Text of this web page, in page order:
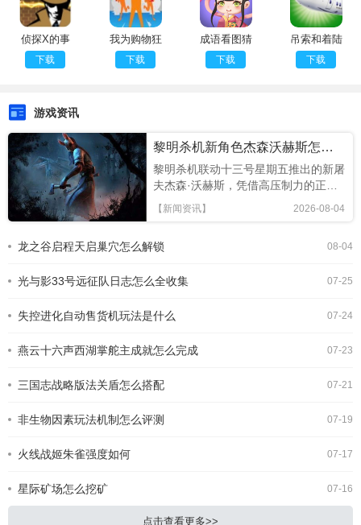
侦探X的事
件
下载
我为购物狂
下载
成语看图猜
下载
吊索和着陆
下载
游戏资讯
黎明杀机新角色杰森沃赫斯怎么玩
黎明杀机联动十三号星期五推出的新屠
夫杰森·沃赫斯，凭借高压制力的正面
冲脸机制，成为了不少喜欢爽快对抗玩
家的首选，不少刚上手的玩家还摸不清
心机制与技能解析杰森基础移速
能力“水晶湖冲锋”是他的
2026-08-04
【新闻资讯】
08-04
龙之谷启程天启巢穴怎么解锁
07-25
光与影33号远征队日志怎么全收集
07-24
失控进化自动售货机玩法是什么
07-23
燕云十六声西湖掌舵主成就怎么完成
07-21
三国志战略版法关盾怎么搭配
07-19
非生物因素玩法机制怎么评测
07-17
火线战姬朱雀强度如何
07-16
星际矿场怎么挖矿
点击查看更多>>